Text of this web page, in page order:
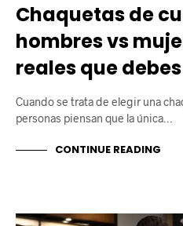
Chaquetas de
hombres vs
reales que
Cuando se trata de elegir una
personas piensan que la única…
CONTINUE READING